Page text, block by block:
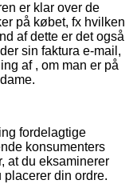
er klar over de
på købet, fx hvilken
af dette er det også
sin faktura e-mail,
af , om man er på
fordelagtige
konsumenters
at du eksaminerer
din ordre.